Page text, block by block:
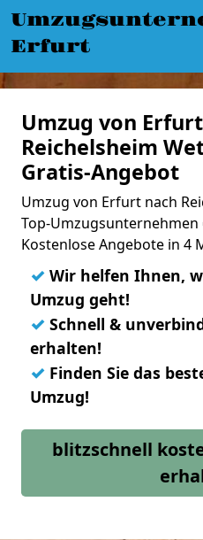
Erfurt
Umzug von
Reichelsheim
Gratis-Angebot
Umzug von Erfurt nach
Top-Umzugsunternehmen
Kostenlose Angebote in 4
✓ Wir helfen Ihnen,
Umzug geht!
✓ Schnell &
erhalten!
✓ Finden Sie das
Umzug!
blitzschnell